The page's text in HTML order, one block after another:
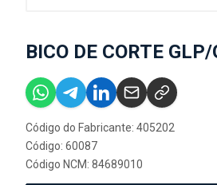
BICO DE CORTE
Código do Fabricante: 405202
Código: 60087
Código NCM: 84689010